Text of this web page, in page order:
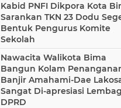
Kabid PNFI Dikpora Kota
Sarankan TKN 23 Dodu
Bentuk Pengurus Komite
Sekolah
Nawacita Walikota Bima
Bangun Kolam
Banjir Amahami-Dae
Sangat Di-apresiasi
DPRD